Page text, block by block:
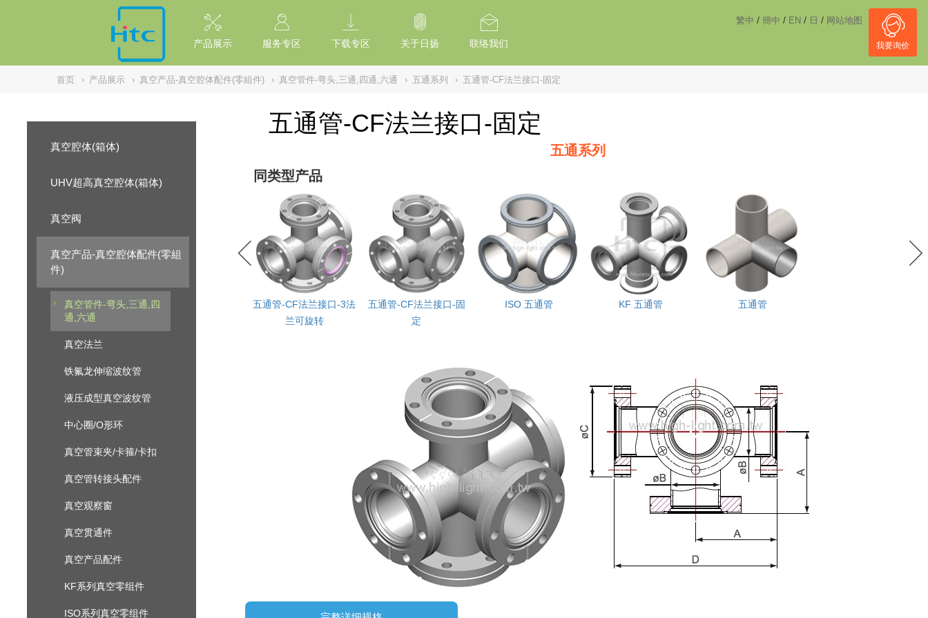
// replaced by scott on 2026/7/20 reason: high risk: Unsafe Implementation Of Subresource Integrity /*
繁中 / 簡中 / EN / 日 / 网站地图
我要询价
产品展示 服务专区 下载专区 关于日扬 联络我们
首页 › 产品展示 › 真空产品-真空腔体配件(零組件) › 真空管件-弯头,三通,四通,六通 › 五通系列 › 五通管-CF法兰接口-固定
真空腔体(箱体)
UHV超高真空腔体(箱体)
真空阀
真空产品-真空腔体配件(零組
件)
真空管件-弯头,三通,四
通,六通
真空法兰
铁氟龙伸缩波纹管
液压成型真空波纹管
中心圈/O形环
真空管束夹/卡箍/卡扣
真空管转接头配件
真空观察窗
真空贯通件
真空产品配件
KF系列真空零组件
ISO系列真空零组件
五通管-CF法兰接口-固定
五通系列
同类型产品
五通管-CF法兰接口-3法
兰可旋转
五通管-CF法兰接口-固
定
ISO 五通管 KF 五通管 五通管